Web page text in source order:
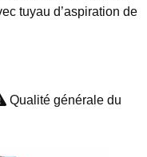
tuyau d’aspiration de
Qualité générale du